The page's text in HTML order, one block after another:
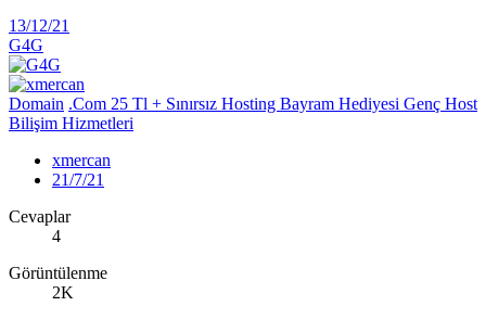
13/12/21
G4G
Domain .Com 25 Tl + Sınırsız Hosting Bayram Hediyesi Genç Host
Bilişim Hizmetleri
xmercan
21/7/21
Cevaplar
4
Görüntülenme
2K